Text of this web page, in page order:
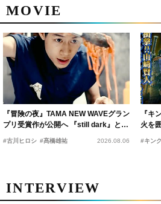
MOVIE
『冒険の夜』TAMA NEW WAVEグラン
プリ受賞作が公開へ 『still dark』と同
時上映決定
#古川ヒロシ #髙橋雄祐 2026.08.06
『キ
火を
の“
#キン
INTERVIEW